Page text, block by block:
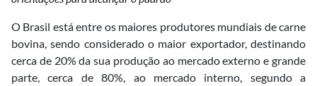
O Brasil está entre os maiores produtores mundiais de carne
bovina, sendo considerado o maior exportador, destinando
cerca de 20% da sua produção ao mercado externo e grande
parte, cerca de 80%, ao mercado interno, segundo a